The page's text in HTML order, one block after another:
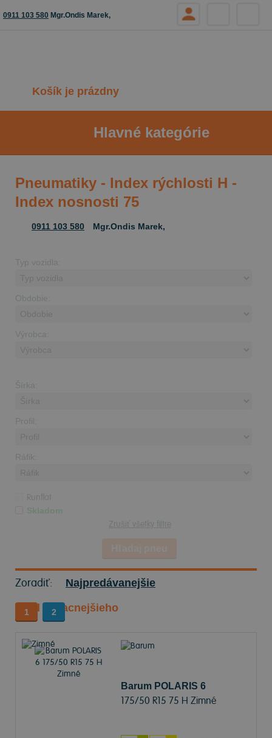
0911 103 580 Mgr.Ondis Marek,
Košík je prázdny
Hlavné kategórie
Pneumatiky - Index rýchlosti H -
Index nosnosti 75
0911 103 580 Mgr.Ondis Marek,
Typ vozidla:
Obdobie:
Výrobca:
Šírka:
Profil:
Ráfik:
Runflat
Skladom
Zrušiť všetky filtre
Zoradiť: Najpredávanejšie
Od najlacnejšieho
1 2
Barum POLARIS 6
175/50 R15 75 H Zimné